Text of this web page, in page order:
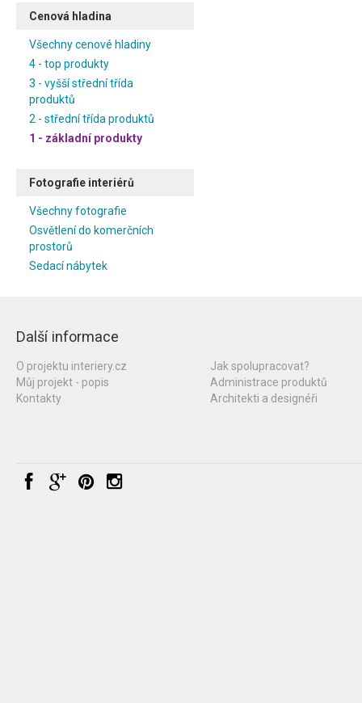
Cenová hladina
Všechny cenové hladiny
4 - top produkty
3 - vyšší střední třída
produktů
2 - střední třída produktů
1 - základní produkty
Fotografie interiérů
Všechny fotografie
Osvětlení do komerčních
prostorů
Sedací nábytek
Další informace
O projektu interiery.cz
Můj projekt - popis
Kontakty
Jak spolupracovat?
Administrace produktů
Architekti a designéři